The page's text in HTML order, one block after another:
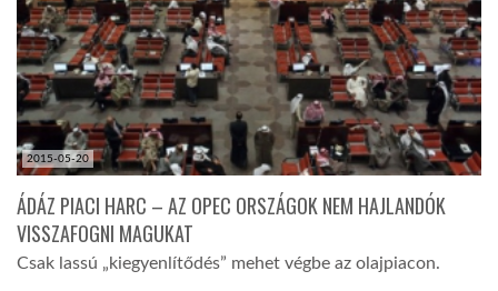
2015-05-20
ÁDÁZ PIACI HARC – AZ OPEC ORSZÁGOK NEM HAJLANDÓK
VISSZAFOGNI MAGUKAT
Csak lassú „kiegyenlítődés” mehet végbe az olajpiacon.